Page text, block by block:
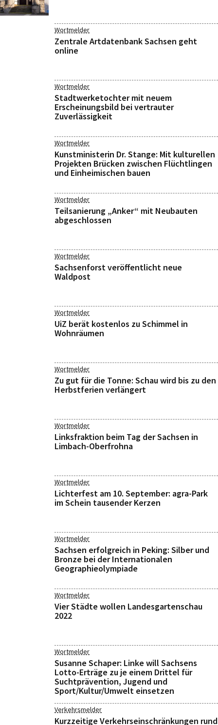
Wortmelder
Zentrale Artdatenbank Sachsen geht
online
Wortmelder
Stadtwerketochter mit neuem
Erscheinungsbild bei vertrauter
Zuverlässigkeit
Wortmelder
Kunstministerin Dr. Stange: Mit kulturellen
Projekten Brücken zwischen Flüchtlingen
und Einheimischen bauen
Wortmelder
Teilsanierung „Anker“ mit Neubauten
abgeschlossen
Wortmelder
Sachsenforst veröffentlicht neue
Waldpost
Wortmelder
UiZ berät kostenlos zu Schimmel in
Wohnräumen
Wortmelder
Zu gut für die Tonne: Schau wird bis zu den
Herbstferien verlängert
Wortmelder
Linksfraktion beim Tag der Sachsen in
Limbach-Oberfrohna
Wortmelder
Lichterfest am 10. September: agra-Park
im Schein tausender Kerzen
Wortmelder
Sachsen erfolgreich in Peking: Silber und
Bronze bei der Internationalen
Geographieolympiade
Wortmelder
Vier Städte wollen Landesgartenschau
2022
Wortmelder
Susanne Schaper: Linke will Sachsens
Lotto-Erträge zu je einem Drittel für
Suchtprävention, Jugend und
Sport/Kultur/Umwelt einsetzen
Verkehrsmelder
Kurzzeitige Verkehrseinschränkungen rund